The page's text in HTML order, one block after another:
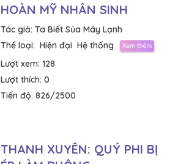
HOÀN MỸ NHÂN SINH
Tác giả: Ta Biết Sủa Máy Lạnh
Thể loại: Hiện đại Hệ thống
Lượt xem: 128
Lượt thích: 0
Tiến độ: 826/2500
THANH XUYÊN: QUÝ PHI BỊ